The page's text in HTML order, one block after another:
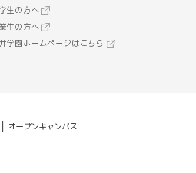
生の方へ
生の方へ
学園ホームページはこちら
| オープンキャンパス